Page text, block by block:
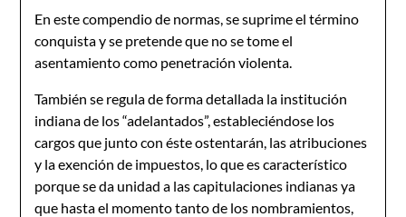
En este compendio de normas, se suprime el término
conquista y se pretende que no se tome el
asentamiento como penetración violenta.
También se regula de forma detallada la institución
indiana de los “adelantados”, estableciéndose los
cargos que junto con éste ostentarán, las atribuciones
y la exención de impuestos, lo que es característico
porque se da unidad a las capitulaciones indianas ya
que hasta el momento tanto de los nombramientos,